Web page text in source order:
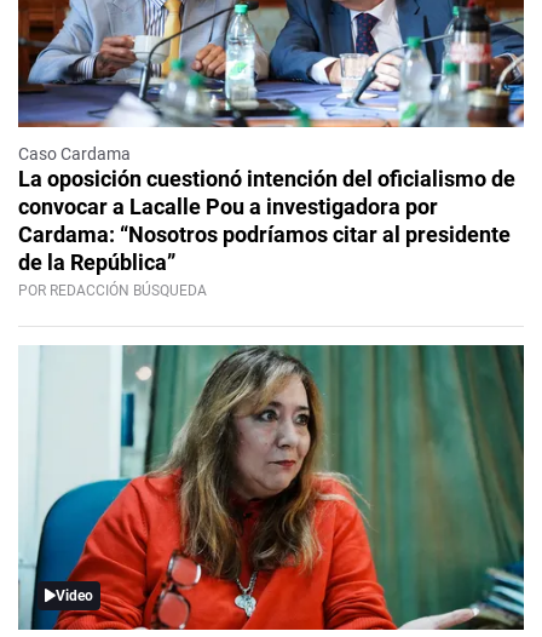
Caso Cardama
La oposición cuestionó intención del oficialismo de
convocar a Lacalle Pou a investigadora por
Cardama: “Nosotros podríamos citar al presidente
de la República”
POR REDACCIÓN BÚSQUEDA
Video